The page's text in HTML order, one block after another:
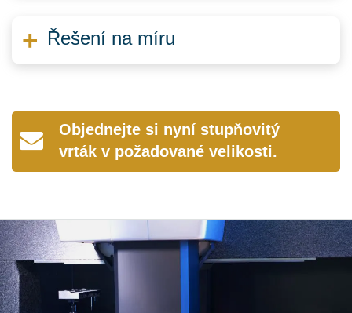
Řešení na míru
Objednejte si nyní stupňovitý
vrták v požadované velikosti.